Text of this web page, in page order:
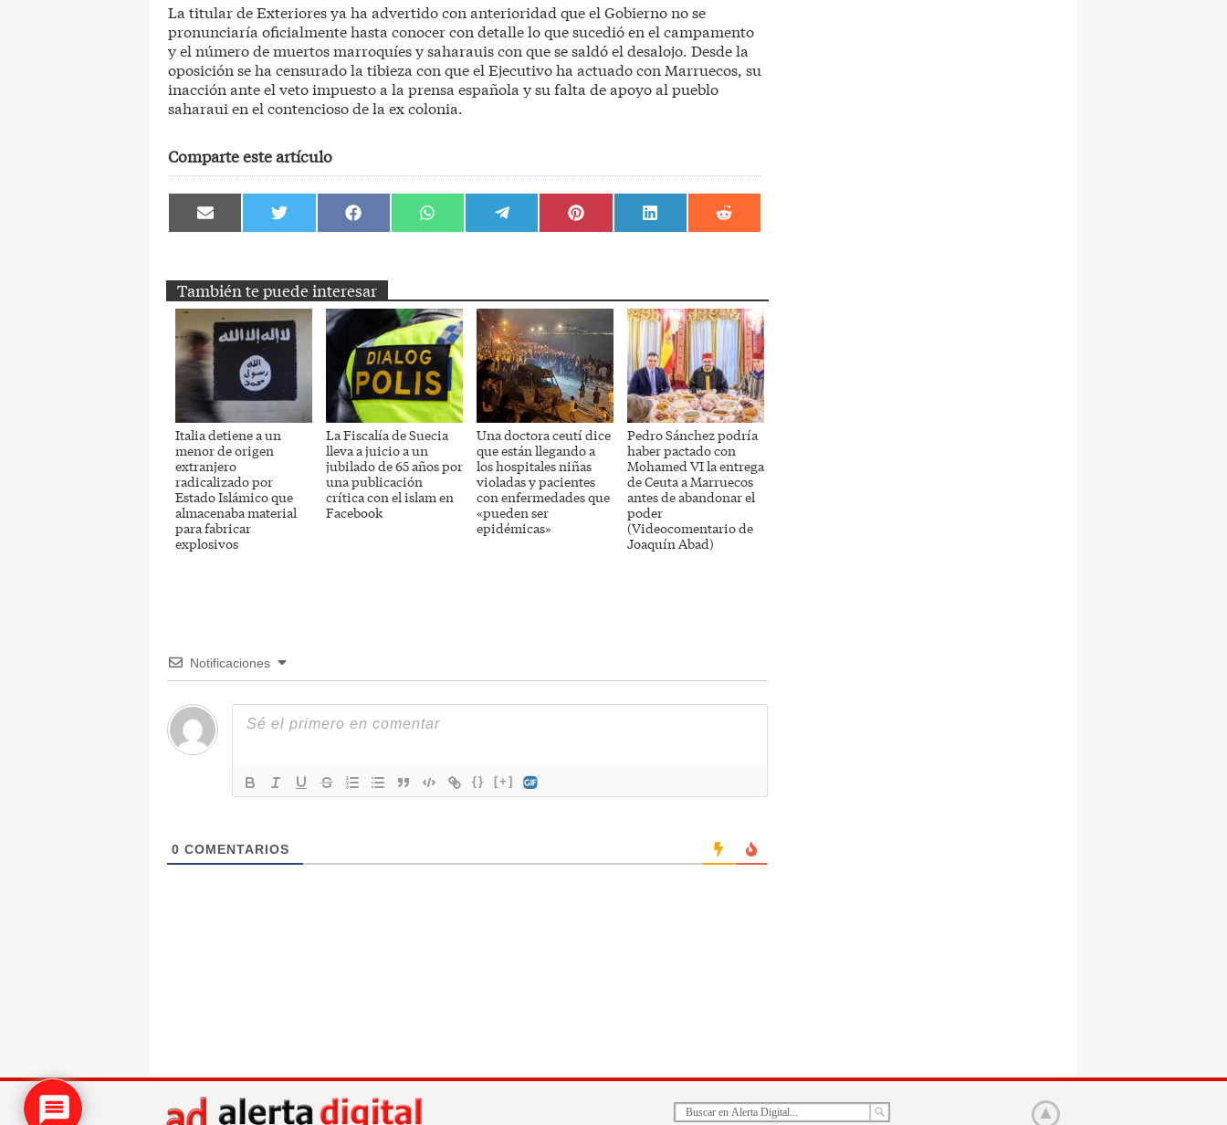
La titular de Exteriores ya ha advertido con anterioridad que el Gobierno no se
pronunciaría oficialmente hasta conocer con detalle lo que sucedió en el campamento
y el número de muertos marroquíes y saharauis con que se saldó el desalojo. Desde la
oposición se ha censurado la tibieza con que el Ejecutivo ha actuado con Marruecos, su
inacción ante el veto impuesto a la prensa española y su falta de apoyo al pueblo
saharaui en el contencioso de la ex colonia.
Comparte este artículo
Compartir
en
Compartir
en
Compartir
en
Compartir
en
Compartir
en
Compartir
en
Compartir
en
Compartir
en
También te puede interesar
Italia detiene a un
menor de origen
extranjero
radicalizado por
Estado Islámico que
almacenaba material
para fabricar
explosivos
La Fiscalía de Suecia
lleva a juicio a un
jubilado de 65 años por
una publicación
crítica con el islam en
Facebook
Una doctora ceutí dice
que están llegando a
los hospitales niñas
violadas y pacientes
con enfermedades que
«pueden ser
epidémicas»
Pedro Sánchez podría
haber pactado con
Mohamed VI la entrega
de Ceuta a Marruecos
antes de abandonar el
poder
(Videocomentario de
Joaquín Abad)
Notificaciones
{} [+]
0 COMENTARIOS